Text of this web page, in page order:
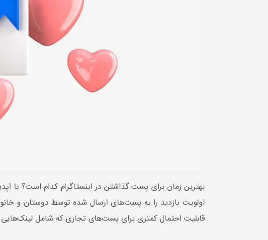
بهترین زمان برای پست گذاشتن در اینستاگرام کدام است؟ با
اولویت بازدید را به پست‌های ارسال شده توسط دوستان و
قابلیت احتمال کمتری برای پست‌های تجاری که شامل لینک‌هایی